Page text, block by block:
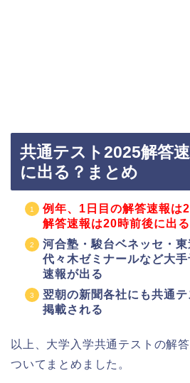
共通テスト2025解答
に出る？まとめ
例年、1日目の解答速報は
解答速報は20時前後に出る
河合塾・駿台ベネッセ・東
代々木ゼミナールなど大
速報が出る
翌朝の新聞各社にも共通
掲載される
以上、大学入学共通テストの解
ついてまとめました。